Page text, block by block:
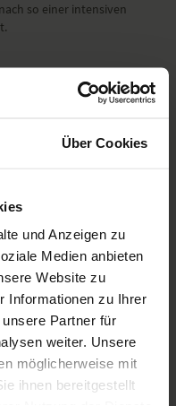
Über Cookies
und Anzeigen zu
Medien anbieten
Website zu
Informationen zu Ihrer
Partner für
weiter. Unsere
möglicherweise mit
ihnen bereitgestellt
so einer intensiven
man muss sich
in der
;-). Auch die
sehr schwierig. Die Idee